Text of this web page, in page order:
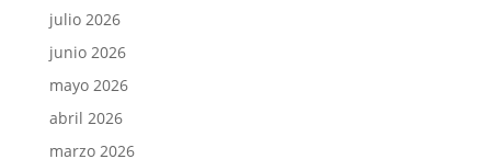
julio 2026
junio 2026
mayo 2026
abril 2026
marzo 2026